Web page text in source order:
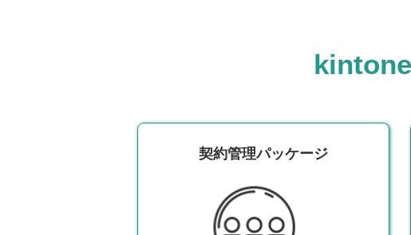
契約管理パッケージ